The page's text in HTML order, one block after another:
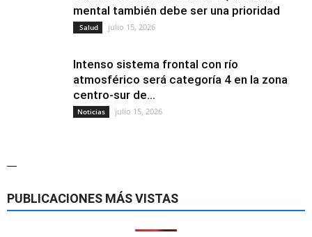
mental también debe ser una prioridad
Salud julio 15, 2026
Intenso sistema frontal con río
atmosférico será categoría 4 en la zona
centro-sur de...
Noticias julio 15, 2026
—
PUBLICACIONES MÁS VISTAS